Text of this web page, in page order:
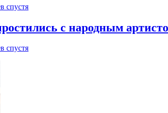
спустя
с народным
спустя